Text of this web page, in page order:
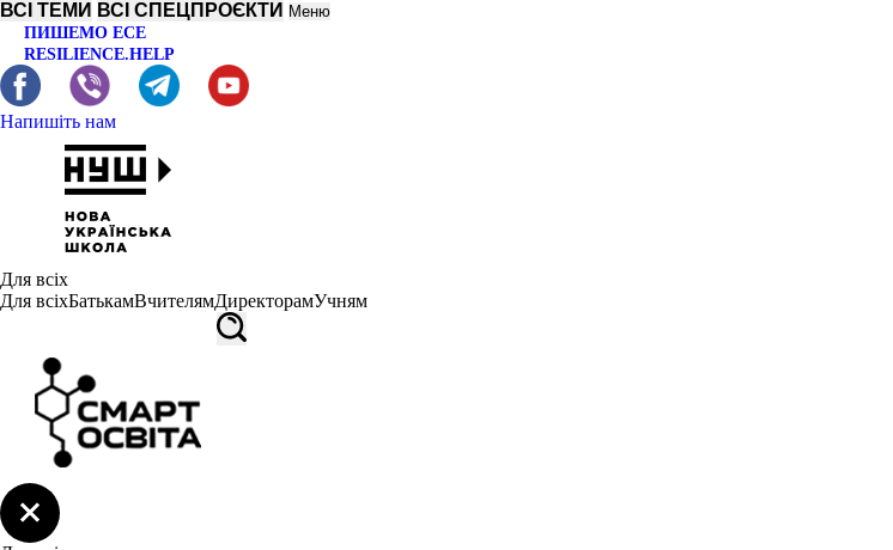
ВСІ ТЕМИ ВСІ СПЕЦПРОЄКТИ Меню
ПИШЕМО ЕСЕ
RESILIENCE.HELP
Напишіть нам
Для всіх
Для всіхБатькамВчителямДиректорамУчням